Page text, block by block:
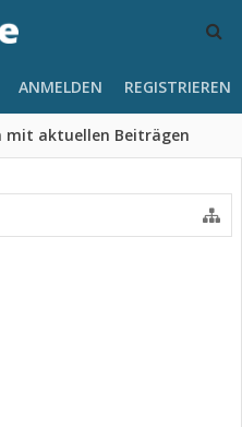
mit aktuellen Beiträgen
ANMELDEN REGISTRIEREN